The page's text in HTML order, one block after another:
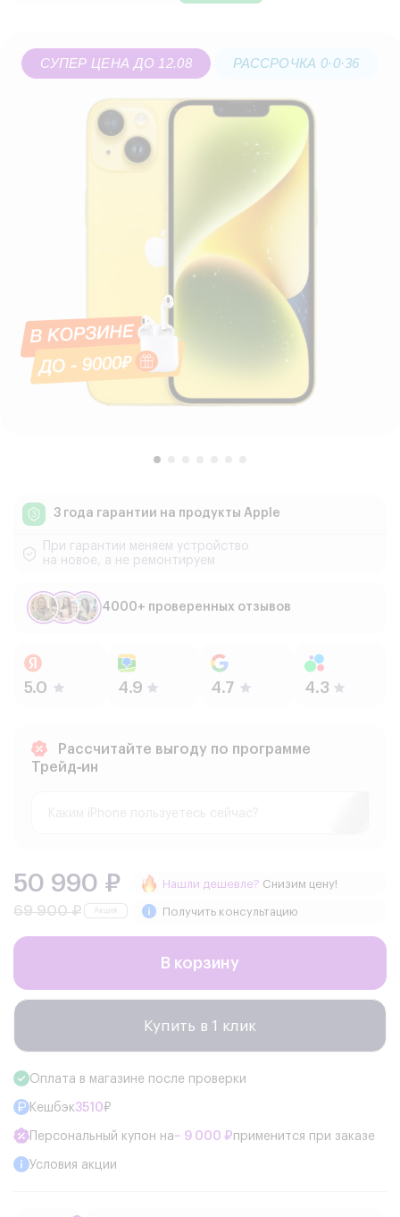
СУПЕР ЦЕНА ДО 12.08 РАССРОЧКА 0·0·36
3 года гарантии на продукты Apple
При гарантии меняем устройство
на новое, а не ремонтируем
4000+ проверенных отзывов
Рассчитайте выгоду по программе
Трейд‑ин
50 990 ₽
69 900 ₽
Нашли дешевле? Снизим цену!
Получить консультацию
В корзину
Купить в 1 клик
Оплата в магазине после проверки
Кешбэк3510₽
Персональный купон на− 9 000 ₽применится при заказе
Условия акции